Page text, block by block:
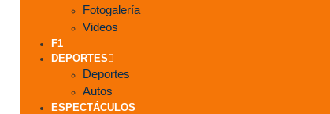
Fotogalería
Videos
F1
DEPORTES
Deportes
Autos
ESPECTÁCULOS